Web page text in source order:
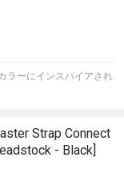
ラーにインスパイアされ
Strap Connect
- Black]